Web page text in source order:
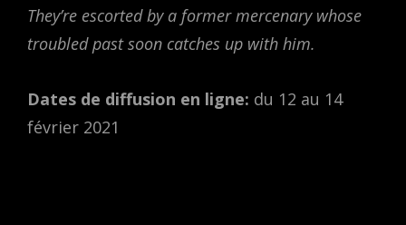
They’re escorted by a former mercenary whose
troubled past soon catches up with him.
Dates de diffusion en ligne: du 12 au 14
février 2021